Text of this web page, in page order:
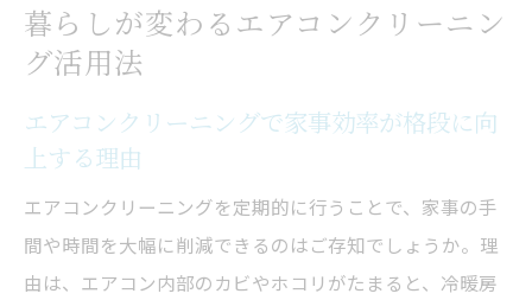
ント
エアコンクリーニングで快適な室内環境を
保つコツ
エアコン掃除で健康的な室内環境を実現
エアコンクリーニングでアレルギー対策が
できる理由
清掃で空気の質を改善し健康を守るポイン
暮らしが変わるエアコンクリーニン
グ活用法
エアコンクリーニングで家事効率が格段に向
上する理由
エアコンクリーニングを定期的に行うことで、家事の手
間や時間を大幅に削減できるのはご存知でしょうか。理
由は、エアコン内部のカビやホコリがたまると、冷暖房